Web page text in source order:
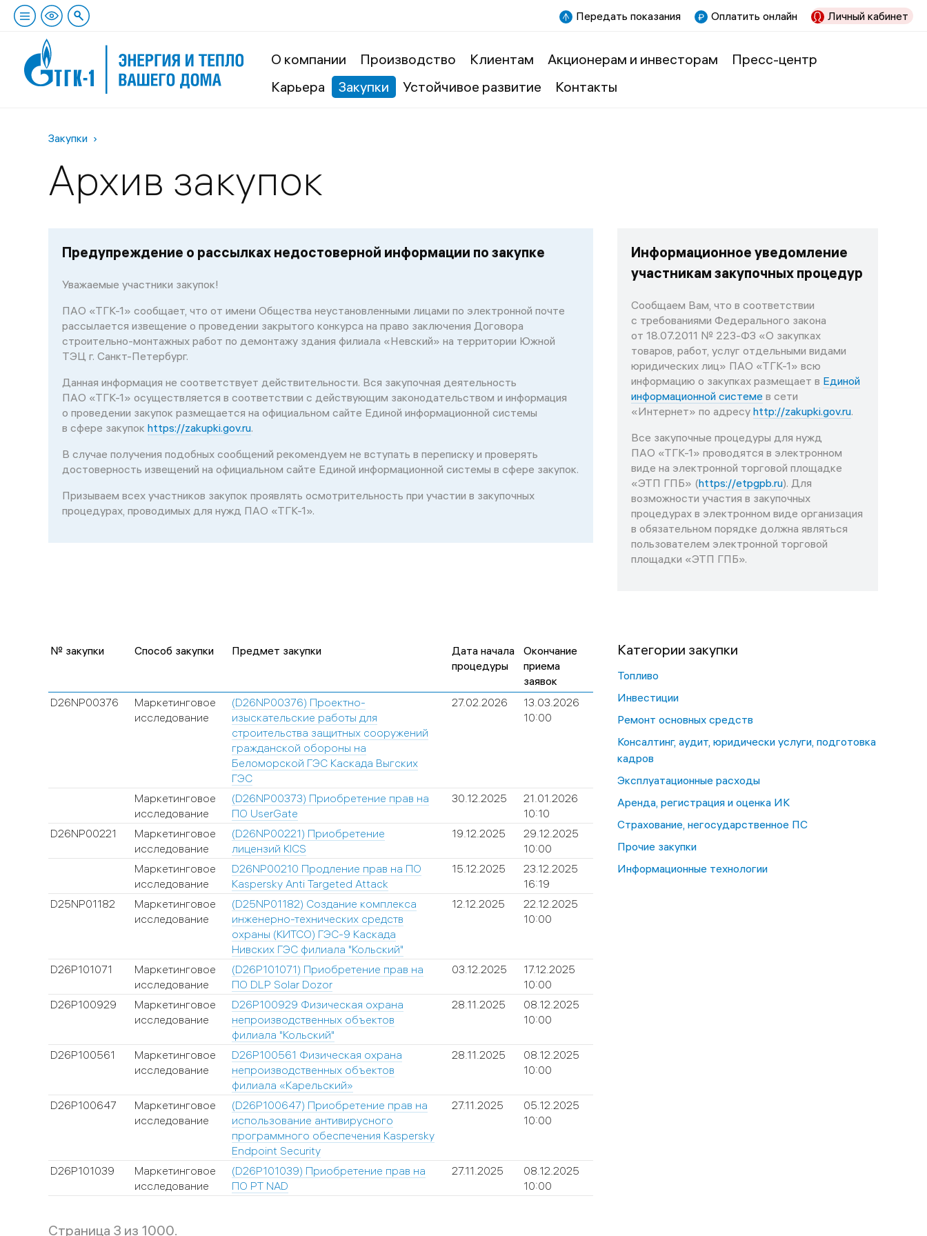
Передать показания Оплатить онлайн Личный кабинет
О компании Производство Клиентам Акционерам и инвесторам
Пресс-центр
Карьера
Закупки Устойчивое развитие Контакты
Закупки
Архив закупок
Предупреждение о рассылках недостоверной информации по закупке
Уважаемые участники закупок!
ПАО «ТГК-1» сообщает, что от имени Общества неустановленными лицами по электронной почте
рассылается извещение о проведении закрытого конкурса на право заключения Договора
строительно-монтажных работ по демонтажу здания филиала «Невский» на территории Южной
ТЭЦ г. Санкт-Петербург.
Данная информация не соответствует действительности. Вся закупочная деятельность
ПАО «ТГК-1» осуществляется в соответствии с действующим законодательством и информация
о проведении закупок размещается на официальном сайте Единой информационной системы
в сфере закупок https://zakupki.gov.ru.
В случае получения подобных сообщений рекомендуем не вступать в переписку и проверять
достоверность извещений на официальном сайте Единой информационной системы в сфере закупок.
Призываем всех участников закупок проявлять осмотрительность при участии в закупочных
процедурах, проводимых для нужд ПАО «ТГК-1».
Информационное уведомление
участникам закупочных процедур
Сообщаем Вам, что в соответствии
с требованиями Федерального закона
от 18.07.2011 № 223-ФЗ «О закупках
товаров, работ, услуг отдельными видами
юридических лиц» ПАО «ТГК-1» всю
информацию о закупках размещает в Единой
информационной системе в сети
«Интернет» по адресуhttp://zakupki.gov.ru.
Все закупочные процедуры для нужд
ПАО «ТГК-1» проводятся в электронном
виде на электронной торговой площадке
«ЭТП ГПБ» (https://etpgpb.ru). Для
возможности участия в закупочных
процедурах в электронном виде организация
в обязательном порядке должна являться
пользователем электронной торговой
площадки «ЭТП ГПБ».
№ закупки Способ закупки Предмет закупки
Дата начала
процедуры
Окончание
приема
заявок
D26NP00376
Маркетинговое
исследование
(D26NP00376) Проектно-
изыскательские работы для
строительства защитных сооружений
гражданской обороны на
Беломорской ГЭС Каскада Выгских
ГЭС
27.02.2026
13.03.2026
10:00
Маркетинговое
исследование
(D26NP00373) Приобретение прав на
ПО UserGate
30.12.2025
21.01.2026
10:10
D26NP00221
Маркетинговое
исследование
(D26NP00221) Приобретение
лицензий KICS
19.12.2025
29.12.2025
10:00
Маркетинговое
исследование
D26NP00210 Продление прав на ПО
Kaspersky Anti Targeted Attack
15.12.2025
23.12.2025
16:19
D25NP01182
Маркетинговое
исследование
(D25NP01182) Создание комплекса
инженерно-технических средств
охраны (КИТСО) ГЭС-9 Каскада
Нивских ГЭС филиала "Кольский"
12.12.2025
22.12.2025
10:00
D26P101071
Маркетинговое
исследование
(D26P101071) Приобретение прав на
ПО DLP Solar Dozor
03.12.2025
17.12.2025
10:00
D26P100929
Маркетинговое
исследование
D26P100929 Физическая охрана
непроизводственных объектов
филиала "Кольский"
28.11.2025
08.12.2025
10:00
D26P100561
Маркетинговое
исследование
D26P100561 Физическая охрана
непроизводственных объектов
филиала «Карельский»
28.11.2025
08.12.2025
10:00
D26P100647
Маркетинговое
исследование
(D26P100647) Приобретение прав на
использование антивирусного
программного обеспечения Kaspersky
Endpoint Security
27.11.2025
05.12.2025
10:00
D26P101039
Маркетинговое
исследование
(D26P101039) Приобретение прав на
ПО PT NAD
27.11.2025
08.12.2025
10:00
Страница 3 из 1000.
Категории закупки
Топливо
Инвестиции
Ремонт основных средств
Консалтинг, аудит, юридически услуги, подготовка
кадров
Эксплуатационные расходы
Аренда, регистрация и оценка ИК
Страхование, негосударственное ПС
Прочие закупки
Информационные технологии